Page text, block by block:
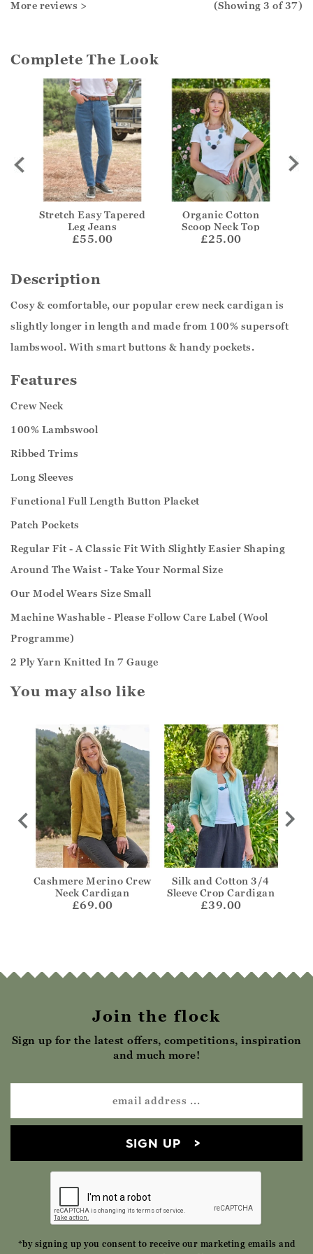
More reviews > (Showing 3 of 37)
Complete The Look
Stretch Easy Tapered
Leg Jeans
£55.00
Organic Cotton
Scoop Neck Top
£25.00
Description
Cosy & comfortable, our popular crew neck cardigan is
slightly longer in length and made from 100% supersoft
lambswool. With smart buttons & handy pockets.
Features
Crew Neck
100% Lambswool
Ribbed Trims
Long Sleeves
Functional Full Length Button Placket
Patch Pockets
Regular Fit - A Classic Fit With Slightly Easier Shaping
Around The Waist - Take Your Normal Size
Our Model Wears Size Small
Machine Washable - Please Follow Care Label (Wool
Programme)
2 Ply Yarn Knitted In 7 Gauge
You may also like
Cashmere Merino Crew
Neck Cardigan
£69.00
Silk and Cotton 3/4
Sleeve Crop Cardigan
£39.00
Join the flock
Sign up for the latest offers, competitions, inspiration
and much more!
SIGN UP
*by signing up you consent to receive our marketing emails and